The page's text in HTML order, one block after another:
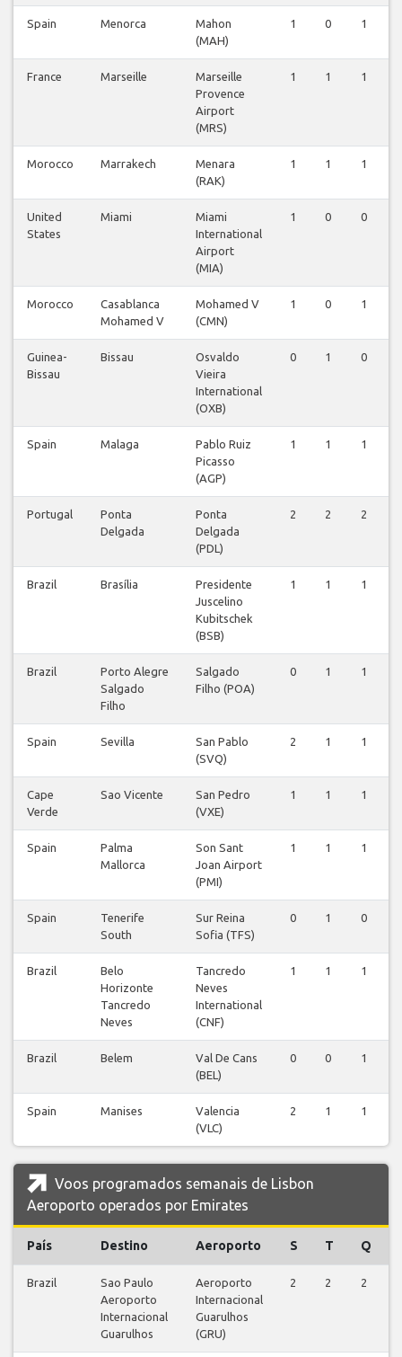
Spain Menorca
Mahon
(MAH)
1 0 1
France Marseille
Marseille
Provence
Airport
(MRS)
1 1 1
Morocco Marrakech
Menara
(RAK)
1 1 1
United
States
Miami
Miami
International
Airport
(MIA)
1 0 0
Morocco
Casablanca
Mohamed V
Mohamed V
(CMN)
1 0 1
Guinea-
Bissau
Bissau
Osvaldo
Vieira
International
(OXB)
0 1 0
Spain Malaga
Pablo Ruiz
Picasso
(AGP)
1 1 1
Portugal
Ponta
Delgada
Ponta
Delgada
(PDL)
2 2 2
Brazil Brasília
Presidente
Juscelino
Kubitschek
(BSB)
1 1 1
Brazil
Porto Alegre
Salgado
Filho
Salgado
Filho (POA)
0 1 1
Spain Sevilla
San Pablo
(SVQ)
2 1 1
Cape
Verde
Sao Vicente
San Pedro
(VXE)
1 1 1
Spain
Palma
Mallorca
Son Sant
Joan Airport
(PMI)
1 1 1
Spain
Tenerife
South
Sur Reina
Sofia (TFS)
0 1 0
Brazil
Belo
Horizonte
Tancredo
Neves
Tancredo
Neves
International
(CNF)
1 1 1
Brazil Belem
Val De Cans
(BEL)
0 0 1
Spain Manises
Valencia
(VLC)
2 1 1
Voos programados semanais de Lisbon
Aeroporto operados por Emirates
País Destino Aeroporto S T Q
Brazil
Sao Paulo
Aeroporto
Internacional
Guarulhos
Aeroporto
Internacional
Guarulhos
(GRU)
2 2 2